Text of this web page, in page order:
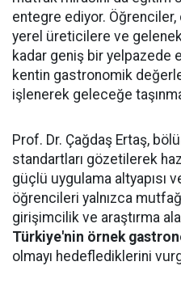
entegre ediyor.
yerel üreticilere ve
kadar geniş bir yelpazede
kentin gastronomik
işlenerek geleceğe
Prof. Dr. Çağdaş Ertaş,
standartları gözetilerek
güçlü uygulama altyapısı
öğrencileri yalnızca
girişimcilik ve araştırma
Türkiye'nin örnek
olmayı hedeflediklerini